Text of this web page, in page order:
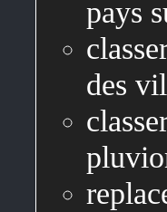
pays
des